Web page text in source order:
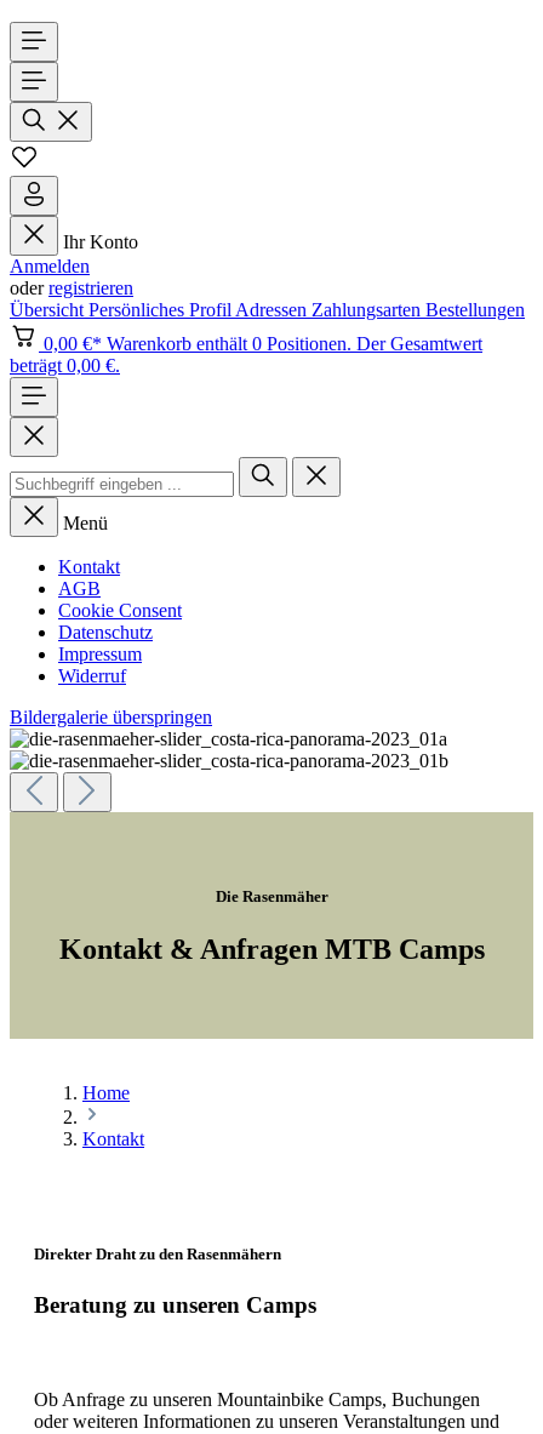
Ihr Konto
Anmelden
oderregistrieren
Übersicht Persönliches Profil Adressen Zahlungsarten Bestellungen
0,00 €* Warenkorb enthält 0 Positionen. Der Gesamtwert
beträgt 0,00 €.
Menü
Kontakt
AGB
Cookie Consent
Datenschutz
Impressum
Widerruf
Bildergalerie überspringen
Die Rasenmäher
Kontakt & Anfragen MTB Camps
Home
Kontakt
Direkter Draht zu den Rasenmähern
Beratung zu unseren Camps
Ob Anfrage zu unseren Mountainbike Camps, Buchungen
oder weiteren Informationen zu unseren Veranstaltungen und